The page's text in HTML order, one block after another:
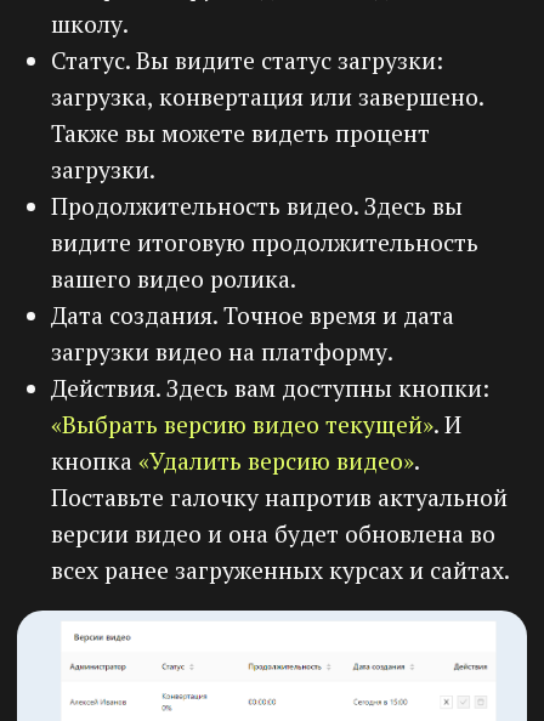
Клуб по подписке
Как провести вебинар
Как создавать ссылки
Согласие на обработку
персональных данных
Политика конфиденциальности
Техподдержка
База знаний
Партнерская программа
Кейсы
Компания